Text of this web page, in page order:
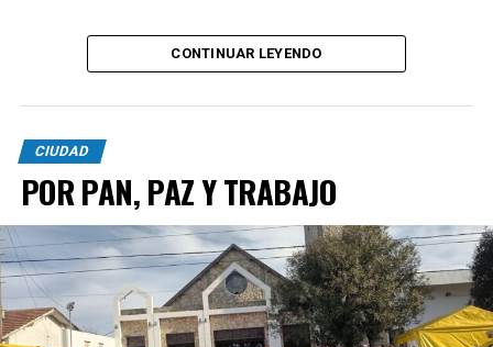
CONTINUAR LEYENDO
CIUDAD
POR PAN, PAZ Y TRABAJO